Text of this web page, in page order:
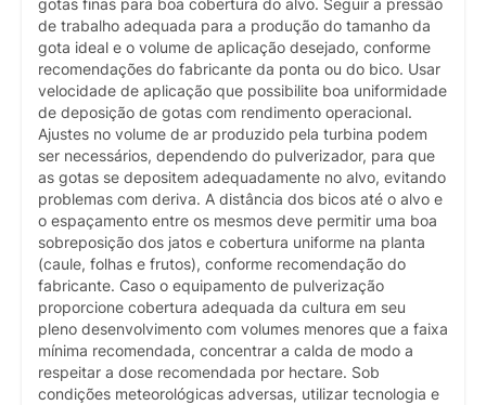
gotas finas para boa cobertura do alvo. Seguir a pressão
de trabalho adequada para a produção do tamanho da
gota ideal e o volume de aplicação desejado, conforme
recomendações do fabricante da ponta ou do bico. Usar
velocidade de aplicação que possibilite boa uniformidade
de deposição de gotas com rendimento operacional.
Ajustes no volume de ar produzido pela turbina podem
ser necessários, dependendo do pulverizador, para que
as gotas se depositem adequadamente no alvo, evitando
problemas com deriva. A distância dos bicos até o alvo e
o espaçamento entre os mesmos deve permitir uma boa
sobreposição dos jatos e cobertura uniforme na planta
(caule, folhas e frutos), conforme recomendação do
fabricante. Caso o equipamento de pulverização
proporcione cobertura adequada da cultura em seu
pleno desenvolvimento com volumes menores que a faixa
mínima recomendada, concentrar a calda de modo a
respeitar a dose recomendada por hectare. Sob
condições meteorológicas adversas, utilizar tecnologia e